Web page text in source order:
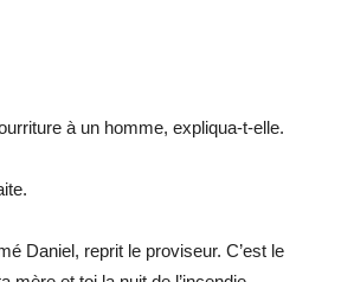
à un homme, expliqua-t-elle.
Daniel, reprit le proviseur. C’est le